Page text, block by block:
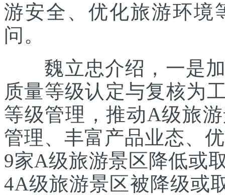
游安全、优化旅游环境
问。
魏立忠介绍，一是加
质量等级认定与复核为
等级管理，推动A级旅
管理、丰富产品业态、
9家A级旅游景区降低或
4A级旅游景区被降级或